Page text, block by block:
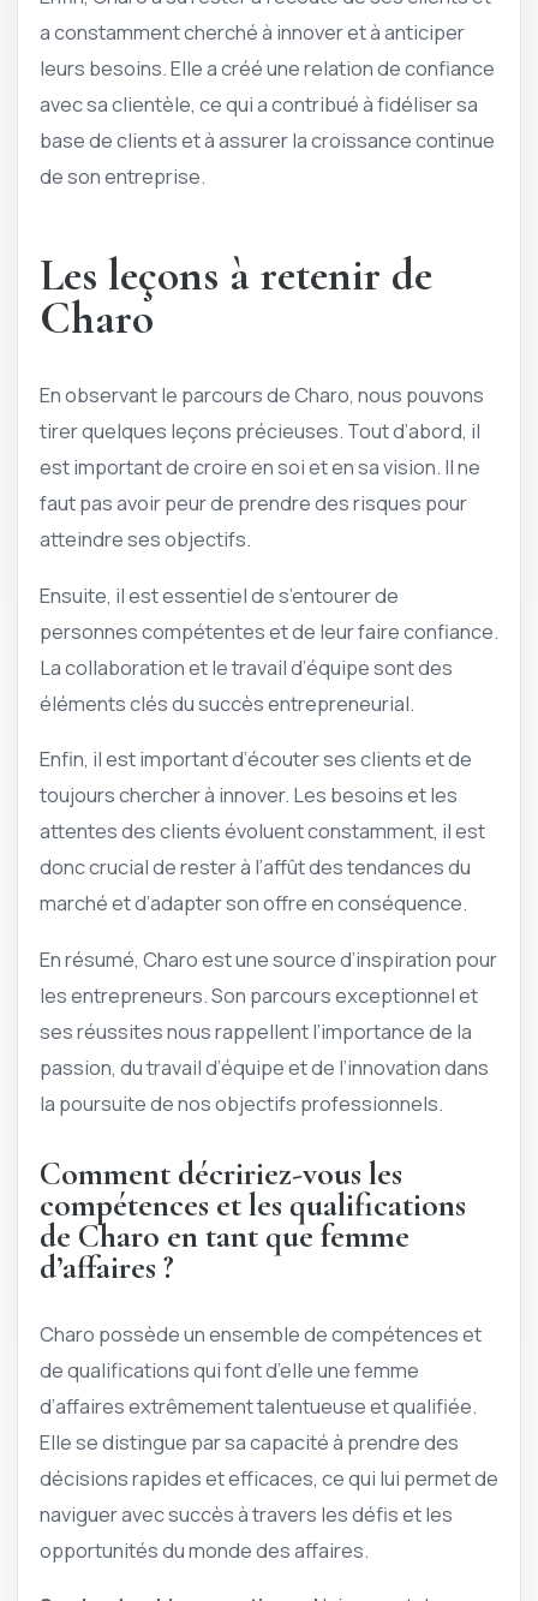
a constamment cherché à innover et à anticiper
leurs besoins. Elle a créé une relation de confiance
avec sa clientèle, ce qui a contribué à fidéliser sa
base de clients et à assurer la croissance continue
de son entreprise.
Les leçons à retenir de
Charo
En observant le parcours de Charo, nous pouvons
tirer quelques leçons précieuses. Tout d’abord, il
est important de croire en soi et en sa vision. Il ne
faut pas avoir peur de prendre des risques pour
atteindre ses objectifs.
Ensuite, il est essentiel de s’entourer de
personnes compétentes et de leur faire confiance.
La collaboration et le travail d’équipe sont des
éléments clés du succès entrepreneurial.
Enfin, il est important d’écouter ses clients et de
toujours chercher à innover. Les besoins et les
attentes des clients évoluent constamment, il est
donc crucial de rester à l’affût des tendances du
marché et d’adapter son offre en conséquence.
En résumé, Charo est une source d’inspiration pour
les entrepreneurs. Son parcours exceptionnel et
ses réussites nous rappellent l’importance de la
passion, du travail d’équipe et de l’innovation dans
la poursuite de nos objectifs professionnels.
Comment décririez-vous les
compétences et les qualifications
de Charo en tant que femme
d’affaires ?
Charo possède un ensemble de compétences et
de qualifications qui font d’elle une femme
d’affaires extrêmement talentueuse et qualifiée.
Elle se distingue par sa capacité à prendre des
décisions rapides et efficaces, ce qui lui permet de
naviguer avec succès à travers les défis et les
opportunités du monde des affaires.